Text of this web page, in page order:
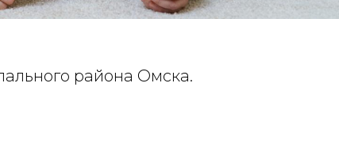
района Омска.